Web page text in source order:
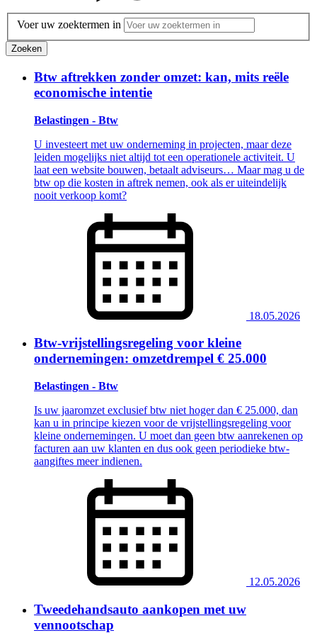
Voer uw zoektermen in
Zoeken
Btw aftrekken zonder omzet: kan, mits reële
economische intentie
Belastingen - Btw
U investeert met uw onderneming in projecten, maar deze
leiden mogelijks niet altijd tot een operationele activiteit. U
laat een website bouwen, betaalt adviseurs… Maar mag u de
btw op die kosten in aftrek nemen, ook als er uiteindelijk
nooit verkoop komt?
18.05.2026
Btw-vrijstellingsregeling voor kleine
ondernemingen: omzetdrempel € 25.000
Belastingen - Btw
Is uw jaaromzet exclusief btw niet hoger dan € 25.000, dan
kan u in principe kiezen voor de vrijstellingsregeling voor
kleine ondernemingen. U moet dan geen btw aanrekenen op
facturen aan uw klanten en dus ook geen periodieke btw-
aangiftes meer indienen.
12.05.2026
Tweedehandsauto aankopen met uw
vennootschap